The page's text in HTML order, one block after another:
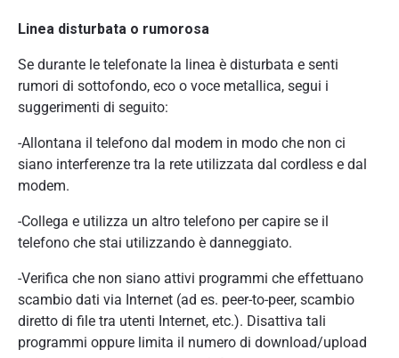
Linea disturbata o rumorosa
Se durante le telefonate la linea è disturbata e senti
rumori di sottofondo, eco o voce metallica, segui i
suggerimenti di seguito:
-Allontana il telefono dal modem in modo che non ci
siano interferenze tra la rete utilizzata dal cordless e dal
modem.
-Collega e utilizza un altro telefono per capire se il
telefono che stai utilizzando è danneggiato.
-Verifica che non siano attivi programmi che effettuano
scambio dati via Internet (ad es. peer-to-peer, scambio
diretto di file tra utenti Internet, etc.). Disattiva tali
programmi oppure limita il numero di download/upload